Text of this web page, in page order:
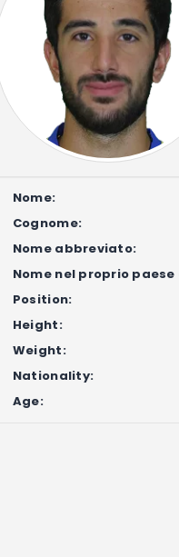
Nome:
Cognome:
Nome abbreviato:
Nome nel proprio
Position:
Height:
Weight:
Nationality:
Age: